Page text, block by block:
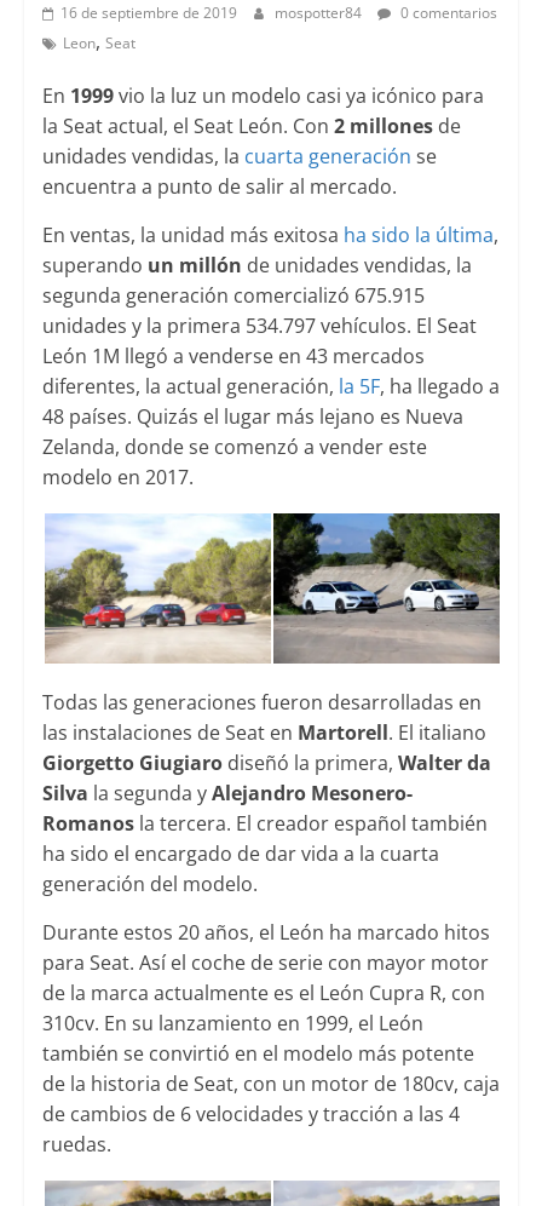
16 de septiembre de 2019 mospotter84
0 comentarios
Leon, Seat
En 1999vio la luz un modelo casi ya icónico para
la Seat actual, el Seat León. Con 2 millonesde
unidades vendidas, la cuarta generación se
encuentra a punto de salir al mercado.
En ventas, la unidad más exitosa ha sido la última,
superando un millón de unidades vendidas, la
segunda generación comercializó 675.915
unidades y la primera 534.797 vehículos. El Seat
León 1M llegó a venderse en 43 mercados
diferentes, la actual generación, la 5F, ha llegado a
48 países. Quizás el lugar más lejano es Nueva
Zelanda, donde se comenzó a vender este
modelo en 2017.
Todas las generaciones fueron desarrolladas en
las instalaciones de Seat en Martorell. El italiano
Giorgetto Giugiarodiseñó la primera, Walter da
Silva la segunda yAlejandro Mesonero-
Romanosla tercera. El creador español también
ha sido el encargado de dar vida a la cuarta
generación del modelo.
Durante estos 20 años, el León ha marcado hitos
para Seat. Así el coche de serie con mayor motor
de la marca actualmente es el León Cupra R, con
310cv. En su lanzamiento en 1999, el León
también se convirtió en el modelo más potente
de la historia de Seat, con un motor de 180cv, caja
de cambios de 6 velocidades y tracción a las 4
ruedas.